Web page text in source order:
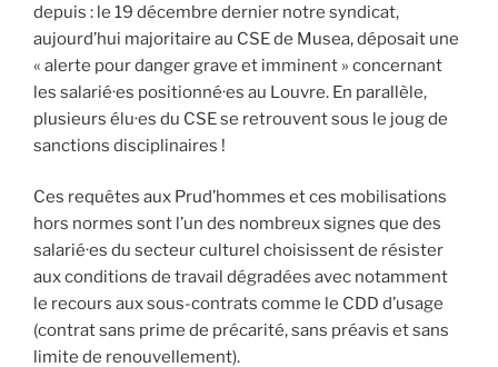
depuis : le 19 décembre dernier notre syndicat,
aujourd’hui majoritaire au CSE de Musea, déposait une
« alerte pour danger grave et imminent » concernant
les salarié·es positionné·es au Louvre. En parallèle,
plusieurs élu·es du CSE se retrouvent sous le joug de
sanctions disciplinaires !
Ces requêtes aux Prud’hommes et ces mobilisations
hors normes sont l’un des nombreux signes que des
salarié·es du secteur culturel choisissent de résister
aux conditions de travail dégradées avec notamment
le recours aux sous-contrats comme le CDD d’usage
(contrat sans prime de précarité, sans préavis et sans
limite de renouvellement).